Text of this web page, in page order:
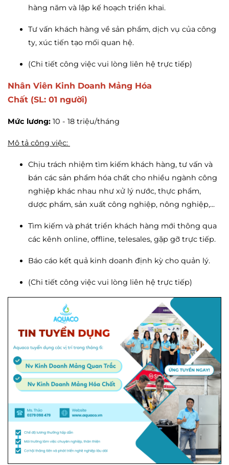
hàng năm và lập kế hoạch triển khai.
Tư vấn khách hàng về sản phẩm, dịch vụ của công
ty, xúc tiến tạo mối quan hệ.
(Chi tiết công việc vui lòng liên hệ trực tiếp)
Nhân Viên Kinh Doanh Mảng Hóa
Chất (SL: 01 người)
Mức lương: 10 - 18 triệu/tháng
Mô tả công việc:
Chịu trách nhiệm tìm kiếm khách hàng, tư vấn và
bán các sản phẩm hóa chất cho nhiều ngành công
nghiệp khác nhau như xử lý nước, thực phẩm,
dược phẩm, sản xuất công nghiệp, nông nghiệp,...
Tìm kiếm và phát triển khách hàng mới thông qua
các kênh online, offline, telesales, gặp gỡ trực tiếp.
Báo cáo kết quả kinh doanh định kỳ cho quản lý.
(Chi tiết công việc vui lòng liên hệ trực tiếp)